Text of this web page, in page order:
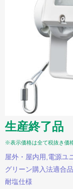
生産終了品
※表示価格は全て税抜き価
屋外・屋内用,電源ユ
グリーン購入法適合品
耐塩仕様